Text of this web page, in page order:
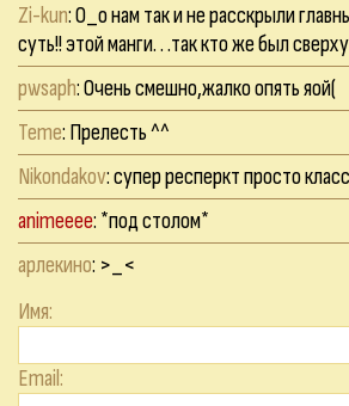
Zi-kun: О_о нам так и не расскрыли
суть!! этой манги. . .так кто же был
pwsaph: Очень смешно,жалко опять яой(
Teme: Прелесть ^^
Nikondakov: супер респеркт просто класс
animeeee: *под столом*
арлекино: >_<
Имя:
Email: